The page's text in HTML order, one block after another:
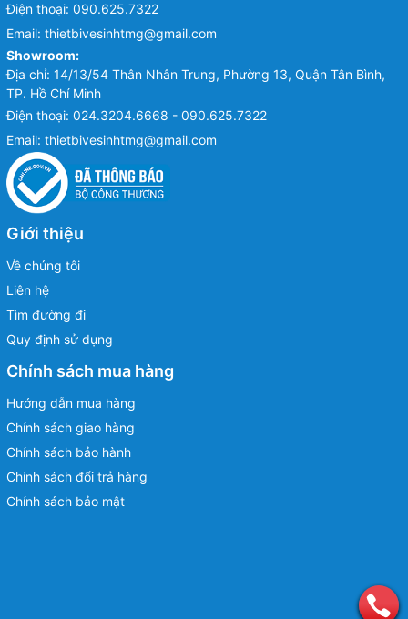
Điện thoại: 090.625.7322
Email: thietbivesinhtmg@gmail.com
Showroom:
Địa chỉ: 14/13/54 Thân Nhân Trung, Phường 13, Quận Tân Bình,
TP. Hồ Chí Minh
Điện thoại: 024.3204.6668 - 090.625.7322
Email: thietbivesinhtmg@gmail.com
Giới thiệu
Về chúng tôi
Liên hệ
Tìm đường đi
Quy định sử dụng
Chính sách mua hàng
Hướng dẫn mua hàng
Chính sách giao hàng
Chính sách bảo hành
Chính sách đổi trả hàng
Chính sách bảo mật